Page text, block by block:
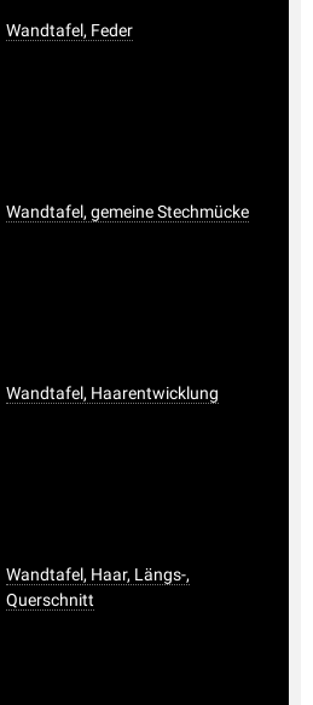
Wandtafel, Feder
Wandtafel, gemeine Stechmücke
Wandtafel, Haarentwicklung
Wandtafel, Haar, Längs-,
Querschnitt